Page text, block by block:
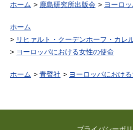
ホーム 鹿島研究所出版会 ヨーロ
ホーム
リヒァルト・クーデンホーフ・カレ
ヨーロッパにおける女性の使命
ホーム 青聲社 ヨーロッパにおけ